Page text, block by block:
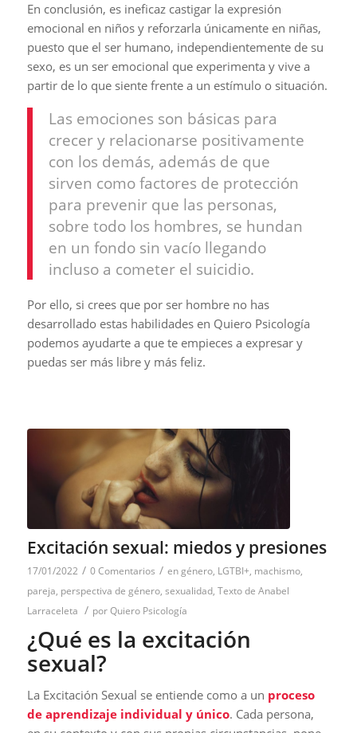
En conclusión, es ineficaz castigar la expresión
emocional en niños y reforzarla únicamente en niñas,
puesto que el ser humano, independientemente de su
sexo, es un ser emocional que experimenta y vive a
partir de lo que siente frente a un estímulo o situación.
Las emociones son básicas para
crecer y relacionarse positivamente
con los demás, además de que
sirven como factores de protección
para prevenir que las personas,
sobre todo los hombres, se hundan
en un fondo sin vacío llegando
incluso a cometer el suicidio.
Por ello, si crees que por ser hombre no has
desarrollado estas habilidades en Quiero Psicología
podemos ayudarte a que te empieces a expresar y
puedas ser más libre y más feliz.
Excitación sexual: miedos y presiones
17/01/2022 / 0 Comentarios / en género, LGTBI+, machismo,
pareja, perspectiva de género, sexualidad, Texto de Anabel
Larraceleta / porQuiero Psicología
¿Qué es la excitación
sexual?
La Excitación Sexual se entiende como a un proceso
de aprendizaje individual y único. Cada persona,